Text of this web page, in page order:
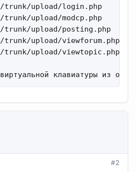
trunk/upload/login.php
trunk/upload/modcp.php
trunk/upload/posting.php
trunk/upload/viewforum.php
trunk/upload/viewtopic.php
клавиатуры из
#2